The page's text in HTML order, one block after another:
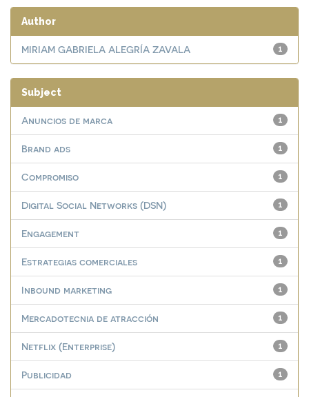
Author
1
MIRIAM GABRIELA ALEGRÍA ZAVALA
Subject
1
Anuncios de marca
1
Brand ads
1
Compromiso
1
Digital Social Networks (DSN)
1
Engagement
1
Estrategias comerciales
1
Inbound marketing
1
Mercadotecnia de atracción
1
Netflix (Enterprise)
1
Publicidad